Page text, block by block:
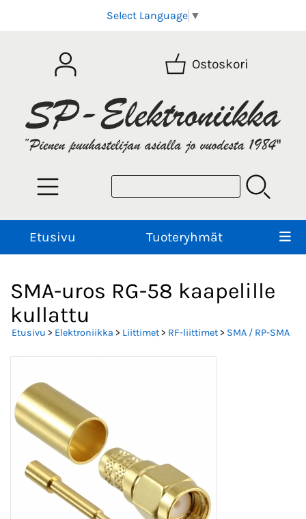
Select Language ▼
Ostoskori
Etusivu Tuoteryhmät
SMA-uros RG-58 kaapelille
kullattu
Etusivu > Elektroniikka > Liittimet> RF-liittimet> SMA / RP-SMA